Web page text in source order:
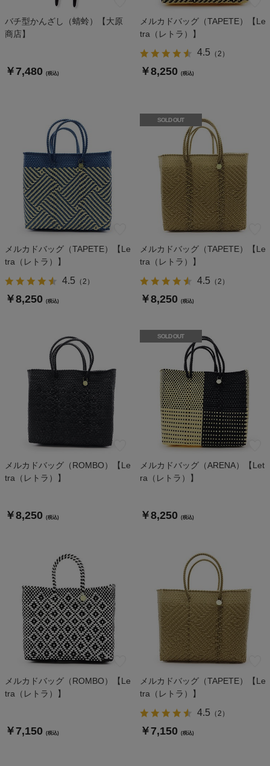
バチ型かんざし（蜻蛉）【大原
商店】
￥7,480 (税込)
メルカドバッグ（TAPETE）【Le
tra（レトラ）】
4.5 （ 2 ）
￥8,250 (税込)
メルカドバッグ（TAPETE）【Le
tra（レトラ）】
4.5 （2 ）
￥8,250 (税込)
SOLD OUT
メルカドバッグ（TAPETE）【Le
tra（レトラ）】
4.5 （2 ）
￥8,250 (税込)
メルカドバッグ（ROMBO）【Le
tra（レトラ）】
￥8,250 (税込)
SOLD OUT
メルカドバッグ（ARENA）【Let
ra（レトラ）】
￥8,250 (税込)
メルカドバッグ（ROMBO）【Le
tra（レトラ）】
￥7,150 (税込)
メルカドバッグ（TAPETE）【Le
tra（レトラ）】
4.5 （2 ）
￥7,150 (税込)